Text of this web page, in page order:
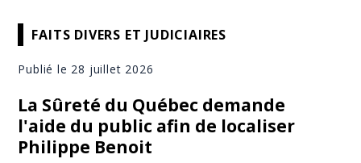
FAITS DIVERS ET JUDICIAIRES
Publié le 28 juillet 2026
La Sûreté du Québec demande
l'aide du public afin de localiser
Philippe Benoit